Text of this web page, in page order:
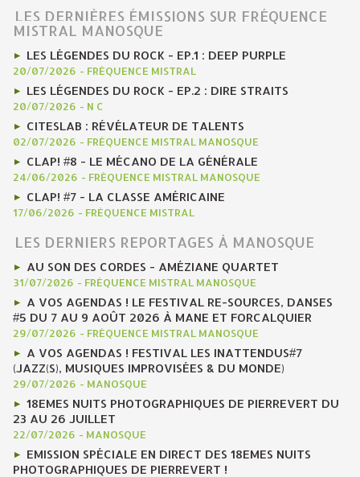
LES DERNIÈRES ÉMISSIONS SUR FRÉQUENCE
MISTRAL MANOSQUE
LES LÉGENDES DU ROCK - EP.1 : DEEP PURPLE
20/07/2026 - FRÉQUENCE MISTRAL
LES LÉGENDES DU ROCK - EP.2 : DIRE STRAITS
20/07/2026 - N C
CITESLAB : RÉVÉLATEUR DE TALENTS
02/07/2026 - FRÉQUENCE MISTRAL MANOSQUE
CLAP! #8 - LE MÉCANO DE LA GÉNÉRALE
24/06/2026 - FRÉQUENCE MISTRAL MANOSQUE
CLAP! #7 - LA CLASSE AMÉRICAINE
17/06/2026 - FRÉQUENCE MISTRAL
LES DERNIERS REPORTAGES À MANOSQUE
AU SON DES CORDES - AMÉZIANE QUARTET
31/07/2026 - FRÉQUENCE MISTRAL MANOSQUE
A VOS AGENDAS ! LE FESTIVAL RE-SOURCES, DANSES
#5 DU 7 AU 9 AOÛT 2026 À MANE ET FORCALQUIER
29/07/2026 - FRÉQUENCE MISTRAL MANOSQUE
A VOS AGENDAS ! FESTIVAL LES INATTENDUS#7
(JAZZ(S), MUSIQUES IMPROVISÉES & DU MONDE)
29/07/2026 - MANOSQUE
18EMES NUITS PHOTOGRAPHIQUES DE PIERREVERT DU
23 AU 26 JUILLET
22/07/2026 - MANOSQUE
EMISSION SPÉCIALE EN DIRECT DES 18EMES NUITS
PHOTOGRAPHIQUES DE PIERREVERT !